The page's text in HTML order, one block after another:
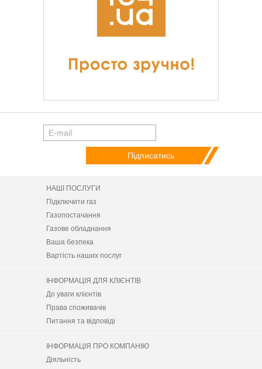
НАШІ ПОСЛУГИ
Підключити газ
Газопостачання
Газове обладнання
Ваша безпека
Вартість наших послуг
ІНФОРМАЦІЯ ДЛЯ КЛІЄНТІВ
До уваги клієнтів
Права споживачів
Питання та відповіді
ІНФОРМАЦІЯ ПРО КОМПАНІЮ
Діяльність